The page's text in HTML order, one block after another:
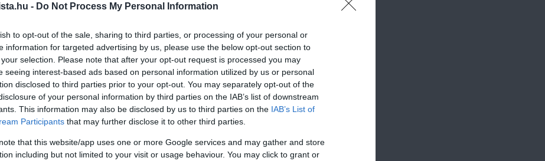
- Do Not Process My Personal Information
to opt-out of the sale, sharing to third parties, or processing of your personal or
information for targeted advertising by us, please use the below opt-out section to
selection. Please note that after your opt-out request is processed you may
seeing interest-based ads based on personal information utilized by us or personal
disclosed to third parties prior to your opt-out. You may separately opt-out of the
of your personal information by third parties on the IAB’s list of downstream
This information may also be disclosed by us to third parties on the IAB’s List of
Participants that may further disclose it to other third parties.
that this website/app uses one or more Google services and may gather and store
including but not limited to your visit or usage behaviour. You may click to grant or
. Add hozzá alisztetés asót, majd keverd tésztává. Ezután gyúrd
tésztát kapsz.
nyújtsd ki, és dolgozd bele a28 g vajat. Gyúrd kb.10 percig, amíg
és gömbölyítsd a darabokat. Hagyd őket kelni30 percig letakarva.
meg a másik darabbal is.